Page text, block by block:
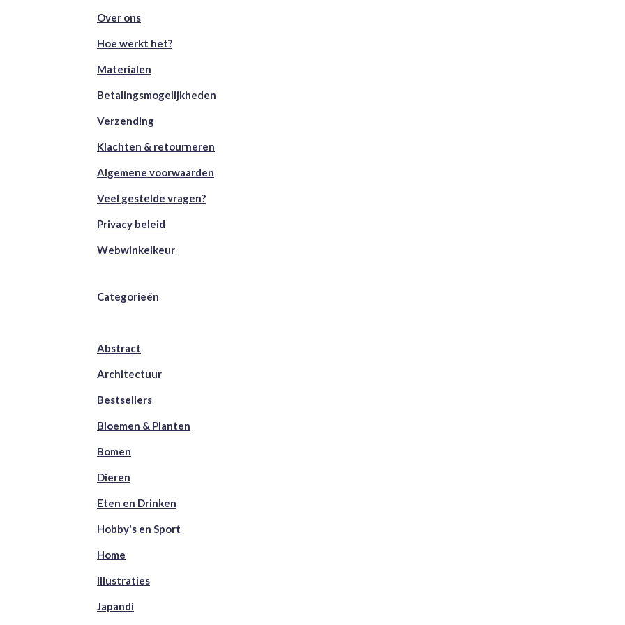
Over ons
Hoe werkt het?
Materialen
Betalingsmogelijkheden
Verzending
Klachten & retourneren
Algemene voorwaarden
Veel gestelde vragen?
Privacy beleid
Webwinkelkeur
Categorieën
Abstract
Architectuur
Bestsellers
Bloemen & Planten
Bomen
Dieren
Eten en Drinken
Hobby's en Sport
Home
Illustraties
Japandi